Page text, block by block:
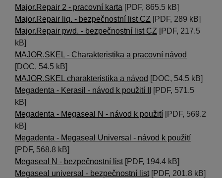
Major.Repair 2 - pracovní karta [PDF, 865.5 kB]
Major.Repair liq. - bezpečnostní list CZ [PDF, 289 kB]
Major.Repair pwd. - bezpečnostní list CZ [PDF, 217.5
kB]
MAJOR.SKEL - Charakteristika a pracovní návod
[DOC, 54.5 kB]
MAJOR.SKEL charakteristika a návod [DOC, 54.5 kB]
Megadenta - Kerasil - návod k použití II
[PDF, 571.5
kB]
Megadenta - Megaseal N - návod k použití [PDF, 569.2
kB]
Megadenta - Megaseal Universal - návod k použití
[PDF, 568.8 kB]
Megaseal N - bezpečnostní list[PDF, 194.4 kB]
Megaseal universal - bezpečnostní list[PDF, 201.8 kB]